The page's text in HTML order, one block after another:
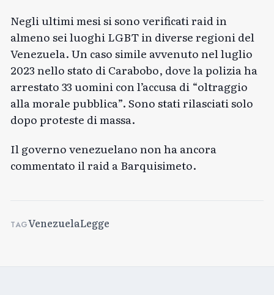
Negli ultimi mesi si sono verificati raid in
almeno sei luoghi LGBT in diverse regioni del
Venezuela. Un caso simile avvenuto nel luglio
2023nello stato di Carabobo, dove la polizia ha
arrestato 33 uomini con l’accusa di “oltraggio
alla morale pubblica”. Sono stati rilasciati solo
dopo proteste di massa.
Il governo venezuelano non ha ancora
commentato il raid a Barquisimeto.
TAGVenezuelaLegge